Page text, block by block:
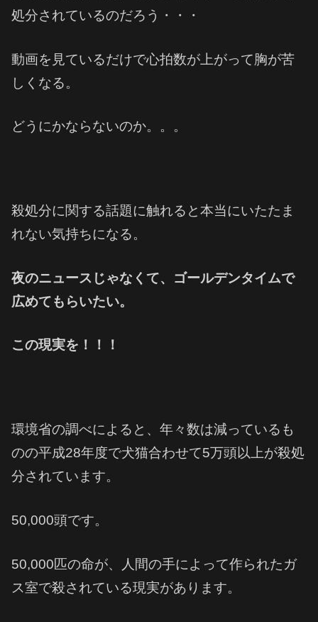
処分されているのだろう・・・
動画を見ているだけで心拍数が上がって胸が苦
しくなる。
どうにかならないのか。。。
殺処分に関する話題に触れると本当にいたたま
れない気持ちになる。
夜のニュースじゃなくて、 ゴールデンタイムで
広めてもらいたい。
この現実を！！！
環境省の調べによると、年々数は減っているも
のの平成28年度で犬猫合わせて5万頭以上が殺処
分されています。
50,000頭です。
50,000匹の命が、人間の手によって作られたガ
ス室で殺されている現実があります。